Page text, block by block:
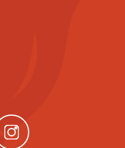
(neues Fenster)